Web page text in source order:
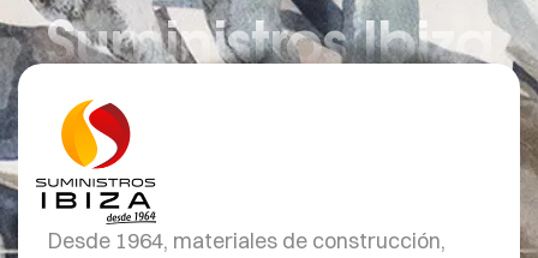
Suministros Ibiza
Desde 1964, materiales de construcción,